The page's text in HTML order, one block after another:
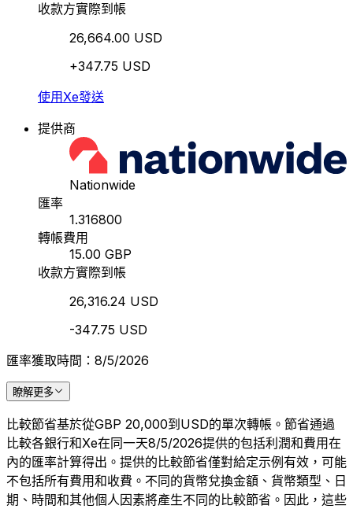
收款方實際到帳
26,664.00 USD
+347.75 USD
使用Xe發送
提供商
Nationwide
匯率
1.316800
轉帳費用
15.00 GBP
收款方實際到帳
26,316.24 USD
-347.75 USD
匯率獲取時間：8/5/2026
瞭解更多
比較節省基於從GBP 20,000到USD的單次轉帳。節省通過
比較各銀行和Xe在同一天8/5/2026提供的包括利潤和費用在
內的匯率計算得出。提供的比較節省僅對給定示例有效，可能
不包括所有費用和收費。不同的貨幣兌換金額、貨幣類型、日
期、時間和其他個人因素將產生不同的比較節省。因此，這些